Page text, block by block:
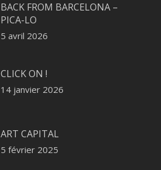
BACK FROM BARCELONA –
PICA-LO
5 avril 2026
CLICK ON !
14 janvier 2026
ART CAPITAL
5 février 2025